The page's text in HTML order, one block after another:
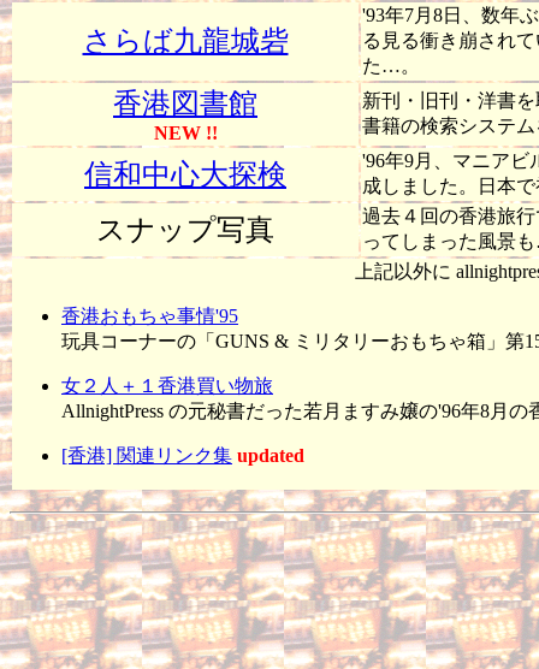
さらば九龍城砦
'93年7月8日、数年
る見る衝き崩され
た…。
香港図書館
NEW !!
新刊・旧刊・洋書
書籍の検索システ
信和中心大探検
'96年9月、マニアビ
成しました。日本
スナップ写真
過去４回の香港旅
ってしまった風景
上記以外に
香港おもちゃ事情'95
玩具コーナーの「GUNS & ミリタリーおもちゃ箱」第
女２人＋１香港買い物旅
AllnightPress の元秘書だった若月ますみ嬢の'96年8月
[香港] 関連リンク集 updated